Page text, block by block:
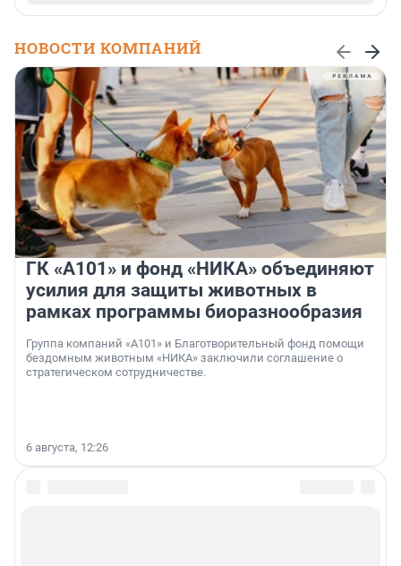
НОВОСТИ КОМПАНИЙ
ГК «А101» и фонд «НИКА» объединяют
усилия для защиты животных в
рамках программы биоразнообразия
Группа компаний «А101» и Благотворительный фонд помощи
бездомным животным «НИКА» заключили соглашение о
стратегическом сотрудничестве.
6 августа, 12:26